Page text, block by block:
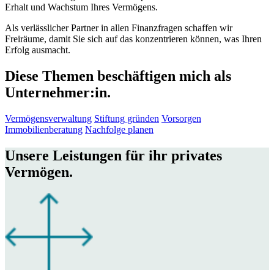
Erhalt und Wachstum Ihres Vermögens.
Als verlässlicher Partner in allen Finanzfragen schaffen wir
Freiräume, damit Sie sich auf das konzentrieren können, was Ihren
Erfolg ausmacht.
Diese Themen beschäftigen mich als
Unternehmer:in.
Vermögensverwaltung Stiftung gründen Vorsorgen
Immobilienberatung Nachfolge planen
Unsere Leistungen für ihr privates
Vermögen.